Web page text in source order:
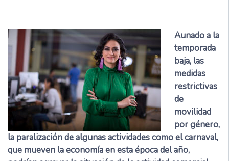
Aunado a la
temporada
baja, las
medidas
restrictivas
de
movilidad
por género,
la paralización de algunas actividades como el carnaval,
que mueven la economía en esta época del año,